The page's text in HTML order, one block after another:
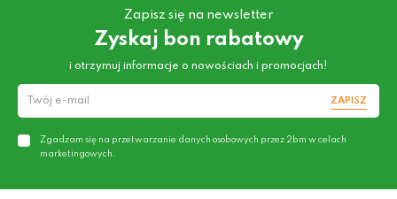
Zapisz się na newsletter
Zyskaj bon rabatowy
i otrzymuj informacje o nowościach i promocjach!
ZAPISZ
Zgadzam się na przetwarzanie danych osobowych przez 2bm w celach
marketingowych.